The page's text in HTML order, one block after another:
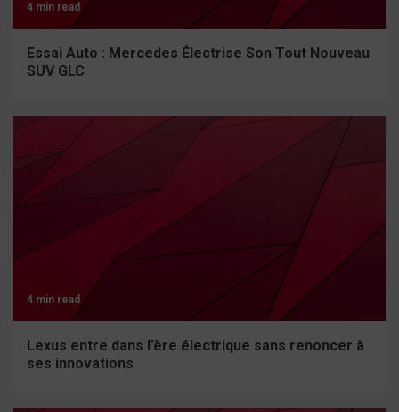
4 min read
Essai Auto : Mercedes Électrise Son Tout Nouveau
SUV GLC
4 min read
Lexus entre dans l’ère électrique sans renoncer à
ses innovations